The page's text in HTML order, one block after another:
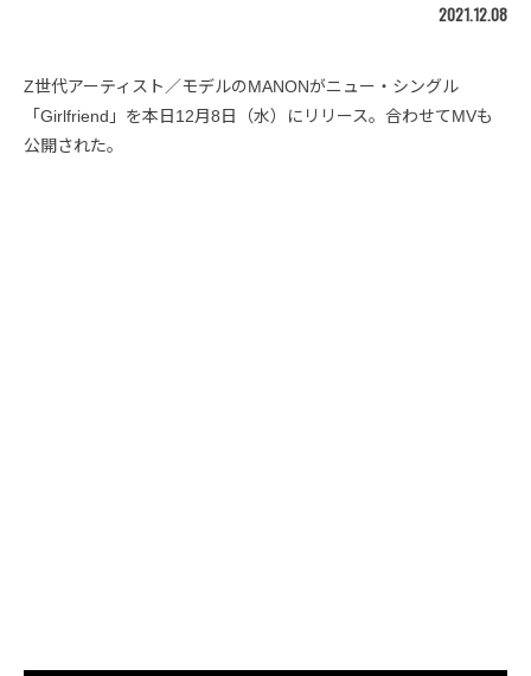
2021.12.08
Z世代アーティスト／モデルのMANONがニュー・シングル
「Girlfriend」を本日12月8日（水）にリリース。合わせてMVも
公開された。